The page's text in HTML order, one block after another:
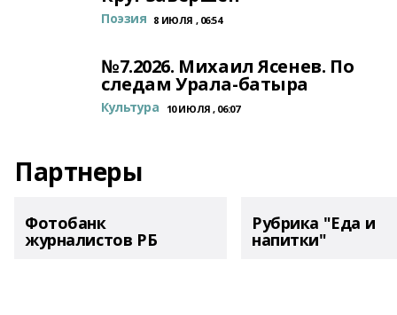
Поэзия 8 ИЮЛЯ , 06:54
№7.2026. Михаил Ясенев. По
следам Урала-батыра
Культура 10 ИЮЛЯ , 06:07
Партнеры
Фотобанк
журналистов РБ
Рубрика "Еда и
напитки"